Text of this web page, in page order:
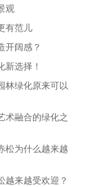
观
有范儿
开阔感？
选择！
林绿化原来可以
术融合的绿化之
松为什么越来越
越来越受欢迎？